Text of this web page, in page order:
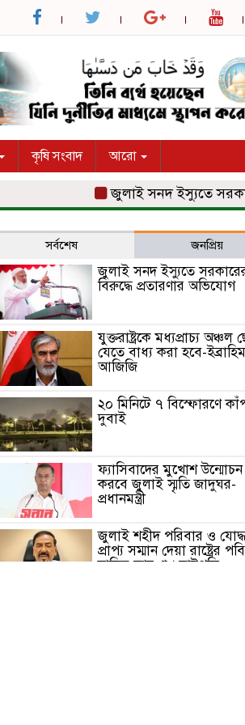
কৃষি সংবাদ আরো
জুলাই সনদ ইস্যুতে সরকারের
সর্বশেষ জনপ্রিয়
জুলাই সনদ ইস্যুতে
বিরুদ্ধে প্রতারণার অভিযোগ
যুক্তরাষ্ট্রকে মধ্যপ্রাচ্য অঞ্চল
যেতে বাধ্য করা হবে-ইব্রাহিম
আজিজি
২০ মিনিটে ৭ বিস্ফোরণে
দুবাই
ফ্যাসিবাদের মুখোশ উন্মোচন
করবে জুলাই স্মৃতি জাদুঘর-
প্রধানমন্ত্রী
জুলাই শহীদ পরিবার ও
প্রাপ্য সম্মান দেয়া রাষ্ট্রের
দায়িত্ব-ভারপ্রাপ্ত রাষ্ট্রপতি